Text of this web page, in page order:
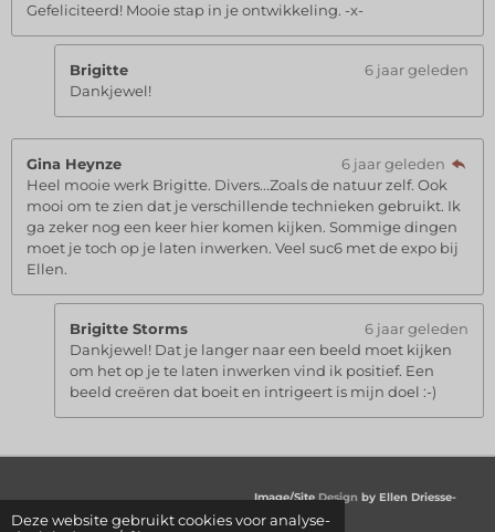
Deze website gebruikt cookies voor analyse-
Gefeliciteerd! Mooie stap in je ontwikkeling. -x-
Brigitte
6 jaar geleden
Dankjewel!
Gina Heynze
6 jaar geleden
Heel mooie werk Brigitte. Divers...Zoals de natuur zelf. Ook
mooi om te zien dat je verschillende technieken gebruikt. Ik
ga zeker nog een keer hier komen kijken. Sommige dingen
moet je toch op je laten inwerken. Veel suc6 met de expo bij
Ellen.
Brigitte Storms
6 jaar geleden
Dankjewel! Dat je langer naar een beeld moet kijken
om het op je te laten inwerken vind ik positief. Een
beeld creëren dat boeit en intrigeert is mijn doel :-)
Image/Site Design by Ellen Driesse-
Pladdet | © Copyright 2010-2026 | All rights reserved.